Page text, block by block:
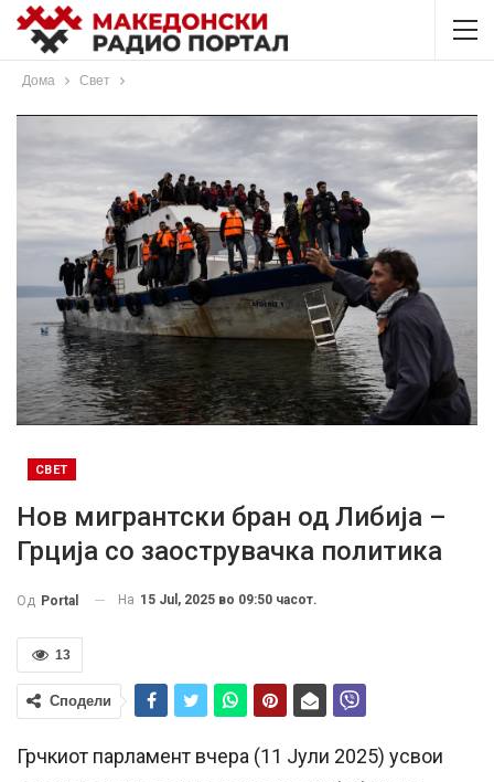
Дома Свет
СВЕТ
Нов мигрантски бран од Либија –
Грција со заострувачка политика
Од Portal На 15 Jul, 2025 во 09:50 часот.
13
Сподели
Грчкиот парламент вчера (11 Јули 2025) усвои